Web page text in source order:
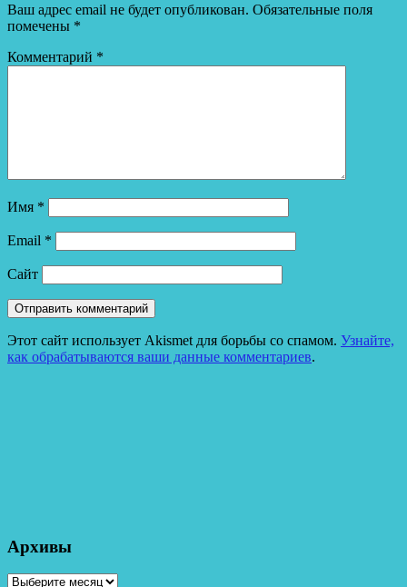
Ваш адрес email не будет опубликован. Обязательные поля
помечены *
Комментарий *
Имя *
Email *
Сайт
Этот сайт использует Akismet для борьбы со спамом. Узнайте,
как обрабатываются ваши данные комментариев.
Архивы
Архивы